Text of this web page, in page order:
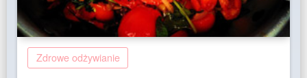
Zdrowe odżywianie